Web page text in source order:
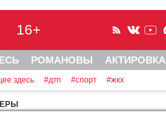
16+
РОМАНОВЫ АКТИРОВКА
здесь #дтп #спорт #жкх